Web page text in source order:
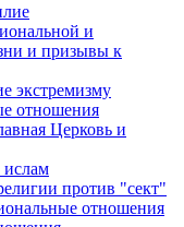
и
и призывы к
экстремизму
отношения
Церковь и
ислам
против "сект"
отношения